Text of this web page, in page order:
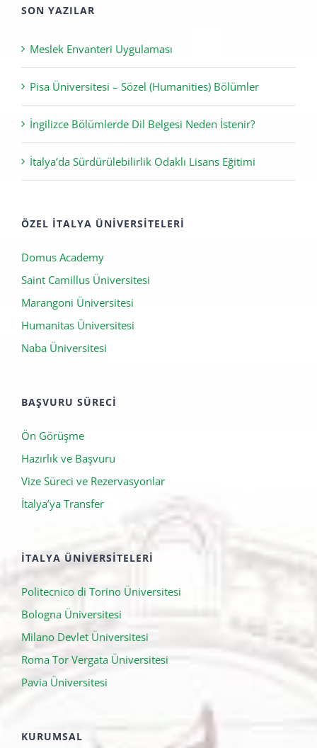
SON YAZILAR
Meslek Envanteri Uygulaması
Pisa Üniversitesi – Sözel (Humanities) Bölümler
İngilizce Bölümlerde Dil Belgesi Neden İstenir?
İtalya’da Sürdürülebilirlik Odaklı Lisans Eğitimi
ÖZEL İTALYA ÜNIVERSITELERI
Domus Academy
Saint Camillus Üniversitesi
Marangoni Üniversitesi
Humanitas Üniversitesi
Naba Üniversitesi
BAŞVURU SÜRECI
Ön Görüşme
Hazırlık ve Başvuru
Vize Süreci ve Rezervasyonlar
İtalya’ya Transfer
İTALYA ÜNIVERSITELERI
Politecnico di Torino Üniversitesi
Bologna Üniversitesi
Milano Devlet Üniversitesi
Roma Tor Vergata Üniversitesi
Pavia Üniversitesi
KURUMSAL